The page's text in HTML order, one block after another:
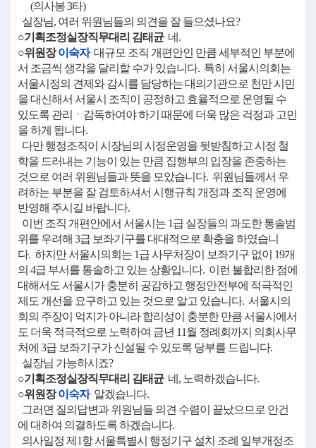
(의사봉 3타)
실장님, 여러 위원님들의 의견을 잘 들으셨나요?
○기획조정실장직무대리 김태균네.
○위원장이숙자대규모 조직 개편안인 만큼 세부적인 부분에
서 조금씩 생각을 달리할 수가 있습니다. 특히 서울시의회는
서울시정의 견제와 감시를 담당하는 대의기관으로 천만 시민
을 대신해서 서울시 조직이 공정하고 효율적으로 운영될 수
있도록 관리ㆍ감독하여야 하기 때문에 더욱 많은 걱정과 고민
을 하게 됩니다.
다만 행정조직이 시장님의 시정운영을 뒷받침하고 시정 철
학을 드러내는 기능이 있는 만큼 집행부의 입장을 존중하는
것으로 여러 위원님들과 뜻을 모았습니다. 위원님들께서 우
려하는 부분을 잘 검토하셔서 시행규칙 개정과 조직 운영에
반영해 주시길 바랍니다.
이번 조직 개편안에서 서울시는 1급 실장들의 과도한 통솔범
위를 우려해 3급 보좌기구를 대대적으로 확충을 하였습니
다. 하지만 서울시의회는 1급 사무처장이 보좌기구 없이 19개
의 4급 부서를 통솔하고 있는 상황입니다. 이런 불합리한 점에
대해서도 서울시가 충분히 공감하고 행정안전부에 적극적인
제도 개선을 요구하고 있는 것으로 알고 있습니다. 서울시의
회의 주장이 억지가 아니라 합리성이 충분한 만큼 서울시에서
도 더욱 적극적으로 노력하여 금년 11월 정례회까지 의회사무
처에 3급 보좌기구가 신설될 수 있도록 당부를 드립니다.
실장님 가능하시죠?
○기획조정실장직무대리 김태균네, 노력하겠습니다.
○위원장이숙자알겠습니다.
그러면 질의답변과 위원님들 의견 수렴이 끝났으므로 안건
에 대하여 의결하도록 하겠습니다.
의사일정 제1항 서울특별시 행정기구 설치 조례 일부개정조